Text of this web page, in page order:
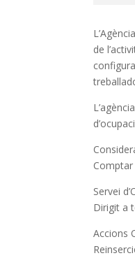
de
Servei
Dirigit a
Accions